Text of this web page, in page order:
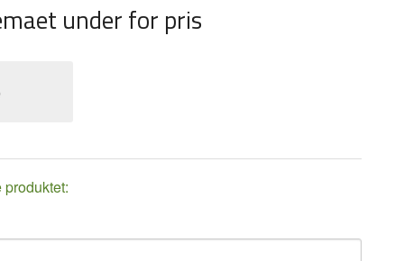
under for pris